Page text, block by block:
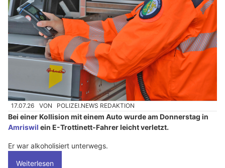
17.07.26 VON POLIZEI.NEWS REDAKTION
Bei einer Kollision mit einem Auto wurde am Donnerstag in
Amriswil ein E-Trottinett-Fahrer leicht verletzt.
Er war alkoholisiert unterwegs.
Weiterlesen